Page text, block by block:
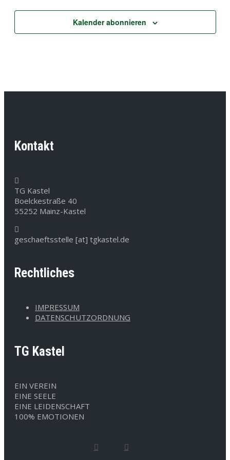
Kalender abonnieren
Kontakt
TG Kastel
Boelckestraße 40
55252 Mainz-Kastel
geschaeftsstelle [at] tgkastel.de
Rechtliches
IMPRESSUM
DATENSCHUTZORDNUNG
TG Kastel
EIN VEREIN
EINE SEELE
EINE LEIDENSCHAFT
100% EMOTIONEN